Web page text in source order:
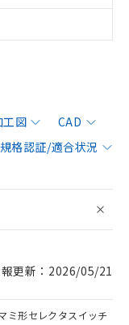
工図
CAD
規格認証/適合状況
更新：2026/05/21
ミ形セレクタスイッチ